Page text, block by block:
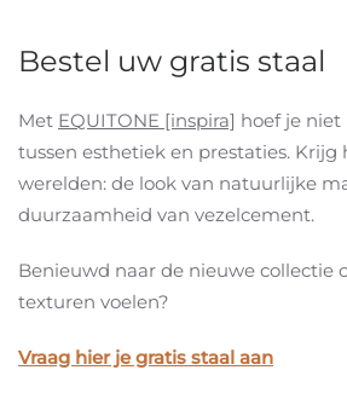
Bestel uw gratis staal
Met EQUITONE [inspira] hoef je
tussen esthetiek en prestaties. Krijg
werelden: de look van natuurlijke
duurzaamheid van vezelcement.
Benieuwd naar de nieuwe collectie
texturen voelen?
Vraag hier je gratis staal aan